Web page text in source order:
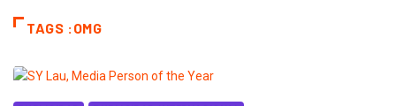
TAGS :OMG